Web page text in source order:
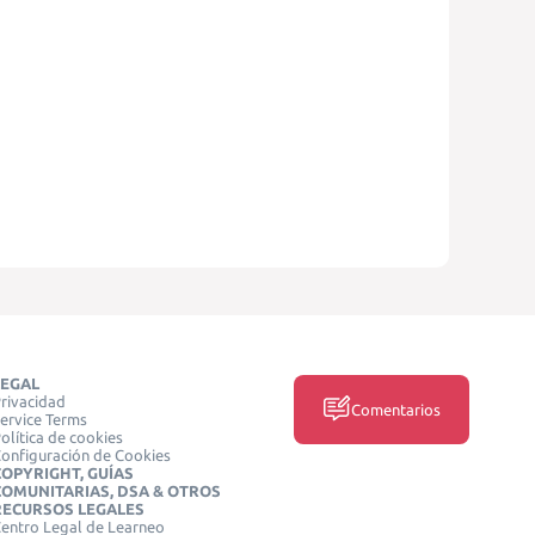
Terms
de cookies
de Cookies
GUÍAS
DSA & OTROS
LEGALES
Legal de Learneo
Comentarios